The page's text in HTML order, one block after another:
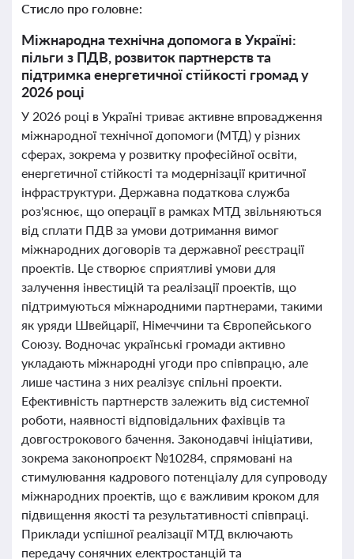
Стисло про головне:
Міжнародна технічна допомога в Україні:
пільги з ПДВ, розвиток партнерств та
підтримка енергетичної стійкості громад у
2026 році
У 2026 році в Україні триває активне впровадження
міжнародної технічної допомоги (МТД) у різних
сферах, зокрема у розвитку професійної освіти,
енергетичної стійкості та модернізації критичної
інфраструктури. Державна податкова служба
роз'яснює, що операції в рамках МТД звільняються
від сплати ПДВ за умови дотримання вимог
міжнародних договорів та державної реєстрації
проектів. Це створює сприятливі умови для
залучення інвестицій та реалізації проектів, що
підтримуються міжнародними партнерами, такими
як уряди Швейцарії, Німеччини та Європейського
Союзу. Водночас українські громади активно
укладають міжнародні угоди про співпрацю, але
лише частина з них реалізує спільні проекти.
Ефективність партнерств залежить від системної
роботи, наявності відповідальних фахівців та
довгострокового бачення. Законодавчі ініціативи,
зокрема законопроєкт №10284, спрямовані на
стимулювання кадрового потенціалу для супроводу
міжнародних проектів, що є важливим кроком для
підвищення якості та результативності співпраці.
Приклади успішної реалізації МТД включають
передачу сонячних електростанцій та